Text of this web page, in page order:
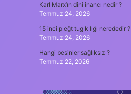
Karl Marx’ın dinî inancı nedir ?
Temmuz 24, 2026
15 inci p eğt tug k lığı nerededir ?
Temmuz 24, 2026
Hangi besinler sağlıksız ?
Temmuz 22, 2026